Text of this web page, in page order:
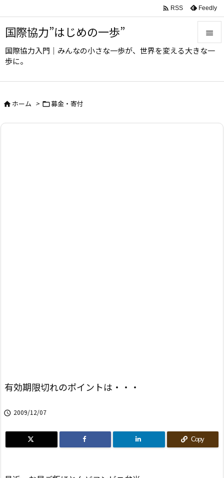
国際協力”はじめの一歩”
国際協力入門｜みんなの小さな一歩が、世界を変える大きな一
歩に。



 RSS Feedly
ホーム > 募金・寄付
有効期限切れのポイントは・・・
 2009/12/07
Copy